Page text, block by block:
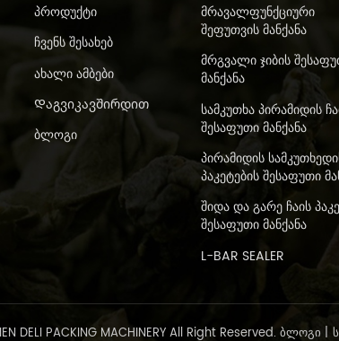
Პროდუქტი
Ჩვენს Შესახებ
Ახალი Ამბები
Დაგვიკავშირდით
Ბლოგი
Მრავალფუნქციური
Შეფუთვის Მანქანა
Მრგვალი Ჯიბის
Მანქანა
Სამკუთხა Პირამიდის
Შესაფუთი Მანქანა
Პირამიდის
Პაკეტების Შესაფუთი
Შიდა Და Გარე Ჩაის
Შესაფუთი Მანქანა
L-BAR SEALER
PACKING MACHINERY All Right Reserved. ᲑᲚᲝᲒᲘ |